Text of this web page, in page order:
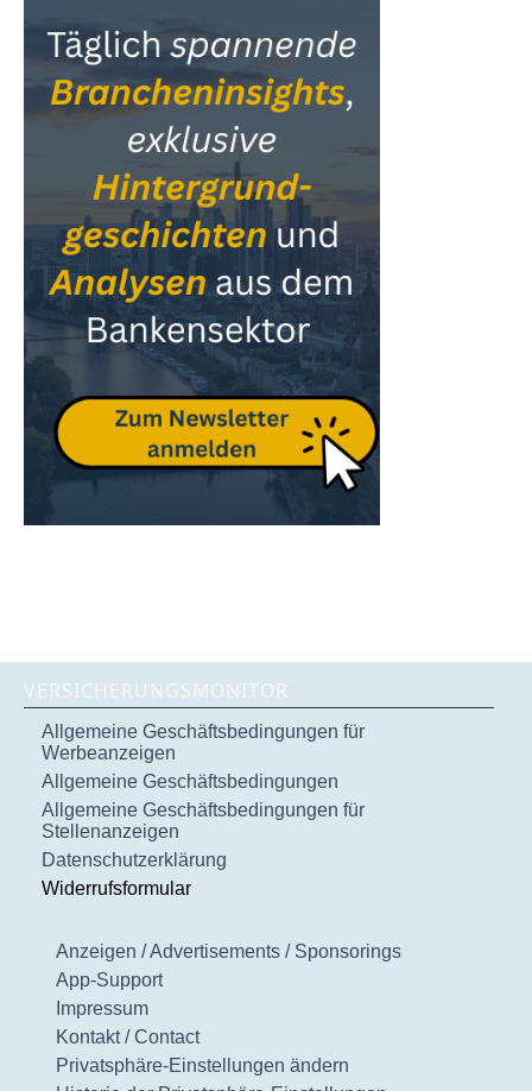
VERSICHERUNGSMONITOR
Allgemeine Geschäftsbedingungen für
Werbeanzeigen
Allgemeine Geschäftsbedingungen
Allgemeine Geschäftsbedingungen für
Stellenanzeigen
Datenschutzerklärung
Widerrufsformular
Anzeigen / Advertisements / Sponsorings
App-Support
Impressum
Kontakt / Contact
Privatsphäre-Einstellungen ändern